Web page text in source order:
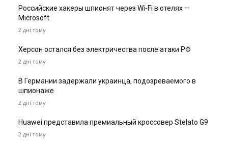
Российские хакеры шпионят через Wi-Fi в отелях —
Microsoft
2 дні тому
Херсон остался без электричества после атаки РФ
2 дні тому
В Германии задержали украинца, подозреваемого в
шпионаже
2 дні тому
Huawei представила премиальный кроссовер Stelato G9
2 дні тому